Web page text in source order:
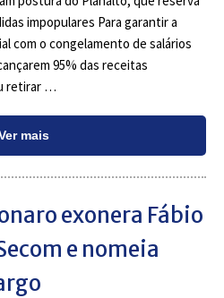
impopulares Para garantir a
com o congelamento de salários
95% das receitas
retirar …
mais
exonera Fábio
e nomeia